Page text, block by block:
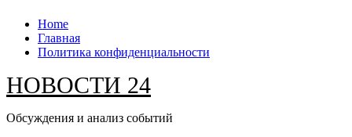
Перейти
содержанию
Home
Главная
Политика конфиденциальности
НОВОСТИ 24
Обсуждения и анализ событий